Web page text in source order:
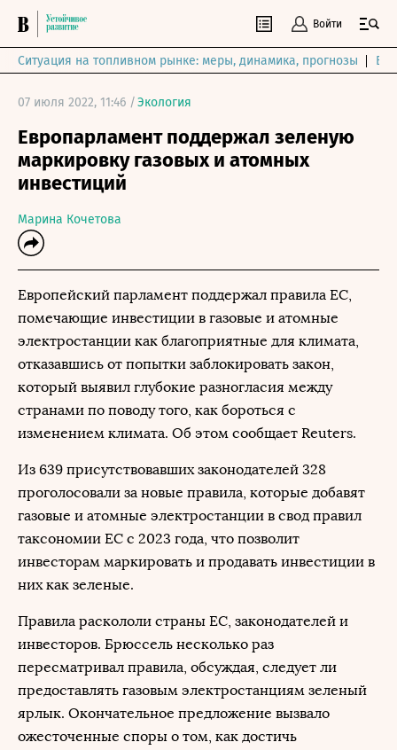
Войти
Ситуация на топливном рынке: меры, динамика, прогнозы
07 июля 2022, 11:46 /Экология
Европарламент поддержал зеленую
маркировку газовых и атомных
инвестиций
Марина Кочетова
Европейский парламент поддержал правила ЕС,
помечающие инвестиции в газовые и атомные
электростанции как благоприятные для климата,
отказавшись от попытки заблокировать закон,
который выявил глубокие разногласия между
странами по поводу того, как бороться с
изменением климата. Об этом сообщает Reuters.
Из 639 присутствовавших законодателей 328
проголосовали за новые правила, которые добавят
газовые и атомные электростанции в свод правил
таксономии ЕС с 2023 года, что позволит
инвесторам маркировать и продавать инвестиции в
них как зеленые.
Правила раскололи страны ЕС, законодателей и
инвесторов. Брюссель несколько раз
пересматривал правила, обсуждая, следует ли
предоставлять газовым электростанциям зеленый
ярлык. Окончательное предложение вызвало
ожесточенные споры о том, как достичь